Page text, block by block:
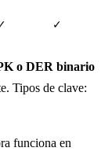
✓
o DER binario
Tipos de clave:
funciona en